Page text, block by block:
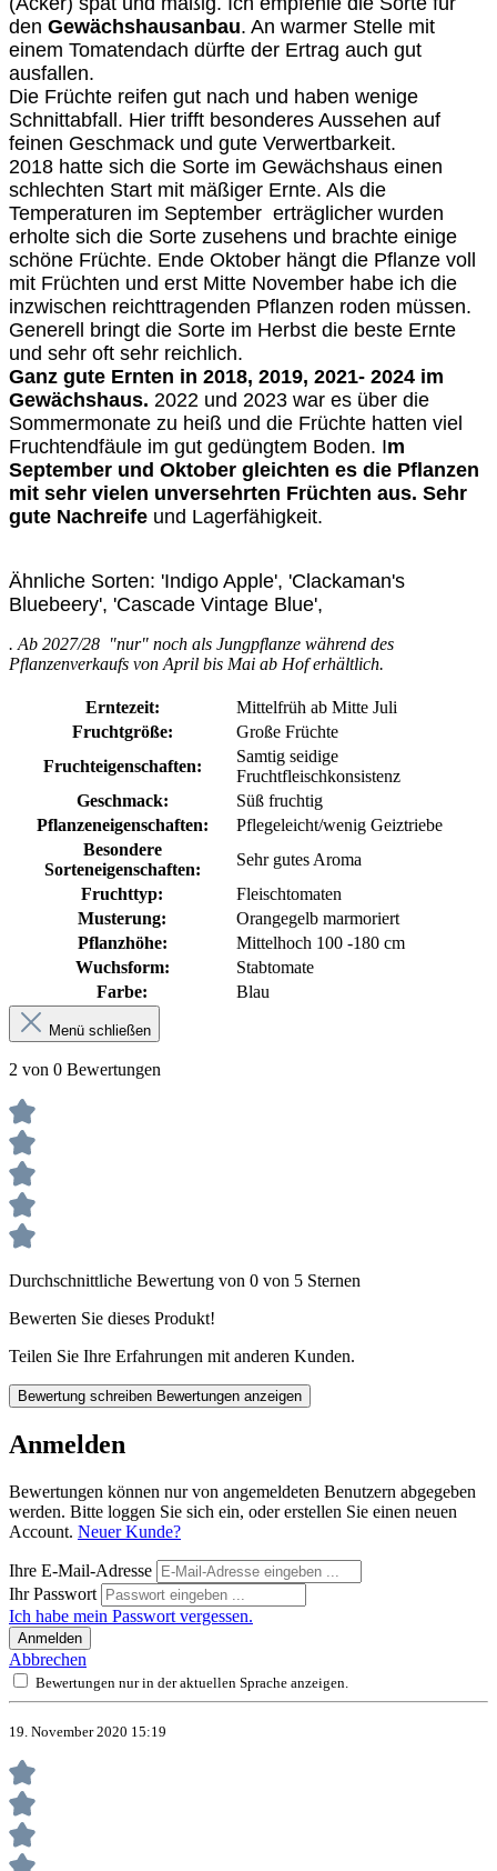
den Gewächshausanbau. An warmer Stelle mit
einem Tomatendach dürfte der Ertrag auch gut
ausfallen.
Die Früchte reifen gut nach und haben wenige
Schnittabfall. Hier trifft besonderes Aussehen auf
feinen Geschmack und gute Verwertbarkeit.
2018 hatte sich die Sorte im Gewächshaus einen
schlechten Start mit mäßiger Ernte. Als die
Temperaturen im September erträglicher wurden
erholte sich die Sorte zusehens und brachte einige
schöne Früchte. Ende Oktober hängt die Pflanze voll
mit Früchten und erst Mitte November habe ich die
inzwischen reichttragenden Pflanzen roden müssen.
Generell bringt die Sorte im Herbst die beste Ernte
und sehr oft sehr reichlich.
Ganz gute Ernten in 2018, 2019, 2021- 2024 im
Gewächshaus. 2022 und 2023 war es über die
Sommermonate zu heiß und die Früchte hatten viel
Fruchtendfäule im gut gedüngtem Boden. Im
September und Oktober gleichten es die Pflanzen
mit sehr vielen unversehrten Früchten aus. Sehr
gute Nachreife und Lagerfähigkeit.
Ähnliche Sorten: 'Indigo Apple', 'Clackaman's
Bluebeery', 'Cascade Vintage Blue',
. Ab 2027/28 "nur" noch als Jungpflanze während des
Pflanzenverkaufs von April bis Mai ab Hof erhältlich.
Erntezeit:
Mittelfrüh ab Mitte Juli
Fruchtgröße:
Große Früchte
Fruchteigenschaften:
Samtig seidige
Fruchtfleischkonsistenz
Geschmack:
Süß fruchtig
Pflanzeneigenschaften:
Pflegeleicht/wenig Geiztriebe
Besondere
Sorteneigenschaften:
Sehr gutes Aroma
Fruchttyp:
Fleischtomaten
Musterung:
Orangegelb marmoriert
Pflanzhöhe:
Mittelhoch 100 -180 cm
Wuchsform:
Stabtomate
Farbe:
Blau
Menü schließen
2 von 0 Bewertungen
Durchschnittliche Bewertung von 0 von 5 Sternen
Bewerten Sie dieses Produkt!
Teilen Sie Ihre Erfahrungen mit anderen Kunden.
Bewertung schreiben Bewertungen anzeigen
Anmelden
Bewertungen können nur von angemeldeten Benutzern abgegeben
werden. Bitte loggen Sie sich ein, oder erstellen Sie einen neuen
Account. Neuer Kunde?
Ihre E-Mail-Adresse
Ihr Passwort
Ich habe mein Passwort vergessen.
Anmelden
Abbrechen
Bewertungen nur in der aktuellen Sprache anzeigen.
19. November 2020 15:19